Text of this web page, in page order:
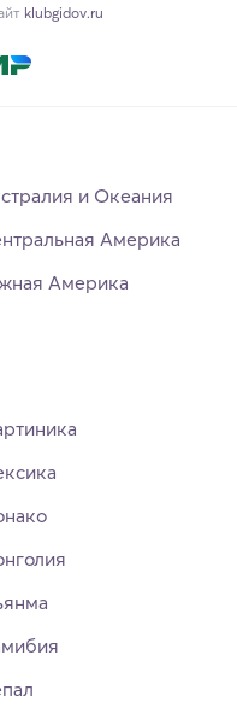
klubgidov.ru
и Океания
Америка
Америка